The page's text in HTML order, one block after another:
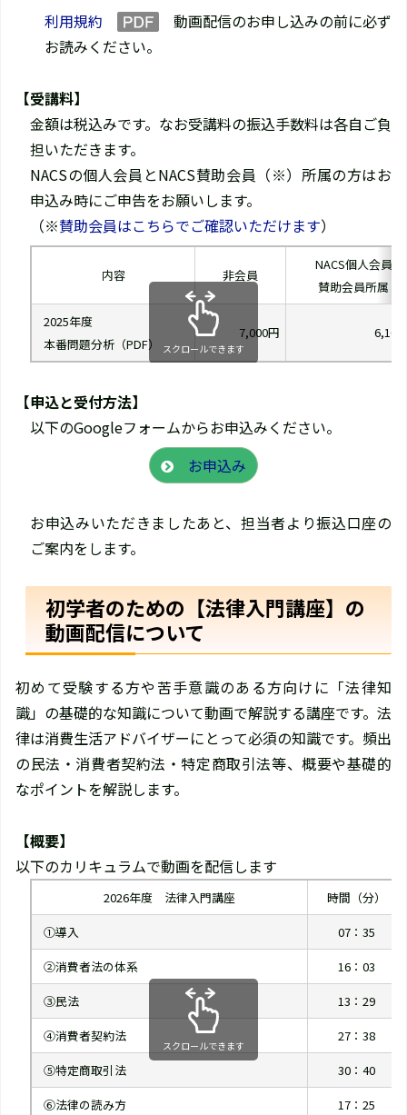
利用規約
動画配信のお申し込みの前に必ず
お読みください。
【受講料】
金額は税込みです。なお受講料の振込手数料は各自ご負
担いただきます。
NACSの個人会員とNACS賛助会員（※）所属の方はお
申込み時にご申告をお願いします。
（※賛助会員はこちらでご確認いただけます）
内容 非会員
NACS個人会員
賛助会員所属
2025年度
本番問題分析（PDF）
7,000円 6,100
スクロールできます
【申込と受付方法】
以下のGoogleフォームからお申込みください。
お申込み
お申込みいただきましたあと、担当者より振込口座の
ご案内をします。
初学者のための【法律入門講座】の
動画配信について
初めて受験する方や苦手意識のある方向けに「法律知
識」の基礎的な知識について動画で解説する講座です。法
律は消費生活アドバイザーにとって必須の知識です。頻出
の民法・消費者契約法・特定商取引法等、概要や基礎的
なポイントを解説します。
【概要】
以下のカリキュラムで動画を配信します
2026年度 法律入門講座
時間（分）
①導入
07：35
②消費者法の体系
16：03
③民法
13：29
④消費者契約法
27：38
⑤特定商取引法
30：40
⑥法律の読み方
17：25
スクロールできます